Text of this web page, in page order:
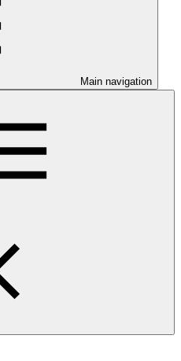
Main navigation